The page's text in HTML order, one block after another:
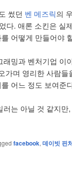
썼던 벤 메즈릭의
다. 애론 소킨은 실
어떻게 만들어야
밍과 벤처기업 이
가며 영리한 사람
어느 정도 보여준
는 아닐 것 같지
facebook, 데이빗 핀